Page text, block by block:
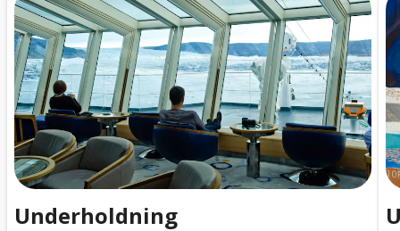
Underholdning